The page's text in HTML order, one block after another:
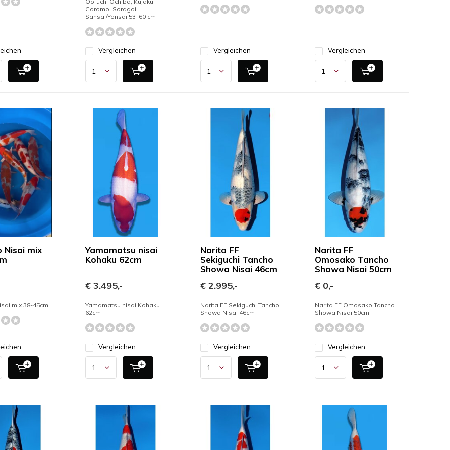
Goromo, Soragoi
Sansai/Yonsai 53–60 cm
Vergleichen Vergleichen Vergleichen
Nisai mix
mix 38-45cm
Yamamatsu nisai
Kohaku 62cm
€ 3.495,-
Yamamatsu nisai Kohaku
62cm
Vergleichen
Narita FF
Sekiguchi Tancho
Showa Nisai 46cm
€ 2.995,-
Narita FF Sekiguchi Tancho
Showa Nisai 46cm
Vergleichen
Narita FF
Omosako Tancho
Showa Nisai 50cm
€ 0,-
Narita FF Omosako Tancho
Showa Nisai 50cm
Vergleichen